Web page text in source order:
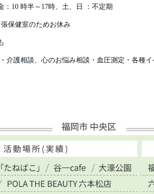
：10 時半～17時、土、日 ：不定期
のためお休み
介護相談、心のお悩み相談・血圧測定・各種